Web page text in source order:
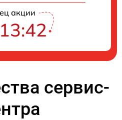
акции
сервис-